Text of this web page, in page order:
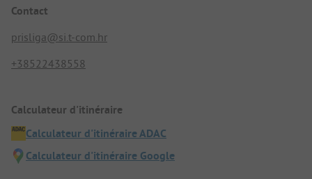
Contact
prisliga@si.t-com.hr
+38522438558
Calculateur d'itinéraire
Calculateur d'itinéraire ADAC
Calculateur d'itinéraire Google